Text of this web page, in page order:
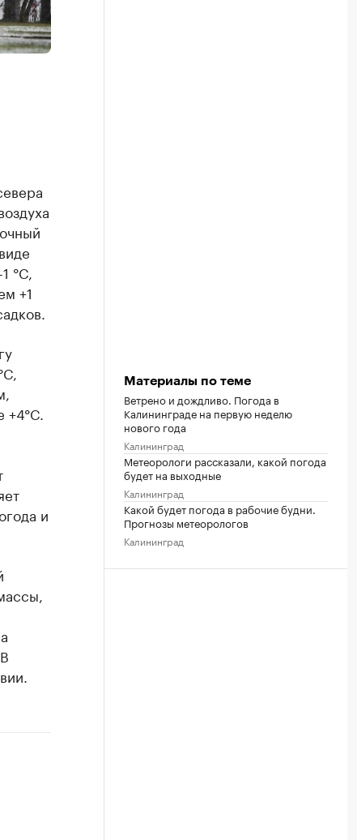
°C,
+1
и
Материалы по теме
Ветрено и дождливо. Погода в
Калининграде на первую неделю
нового года
Калининград
Метеорологи рассказали, какой погода
будет на выходные
Калининград
Какой будет погода в рабочие будни.
Прогнозы метеорологов
Калининград